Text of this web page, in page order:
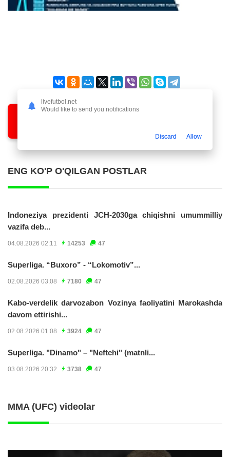
ENG KO'P O'QILGAN POSTLAR
Indoneziya prezidenti JCH-2030ga chiqishni umummilliy
vazifa deb...
04.08.2026 02:11 14253 47
Superliga. “Buxoro” - “Lokomotiv”...
02.08.2026 03:08 7180 47
Kabo-verdelik darvozabon Vozinya faoliyatini Marokashda
davom ettirishi...
02.08.2026 01:08 3924 47
Superliga. "Dinamo" – "Neftchi" (matnli...
03.08.2026 20:32 3738 47
MMA (UFC) videolar
livefutbol.net
Would like to send you notifications
Discard Allow